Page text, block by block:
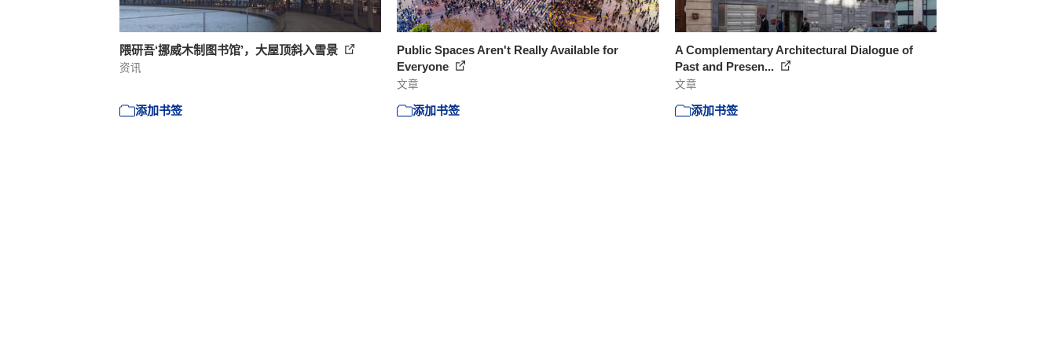
隈研吾‘挪威木制图书馆’，大屋顶斜入雪景
资讯
添加书签
Public Spaces Aren't Really Available for
Everyone
文章
添加书签
A Complementary Architectural Dialogue of
Past and Presen...
文章
添加书签